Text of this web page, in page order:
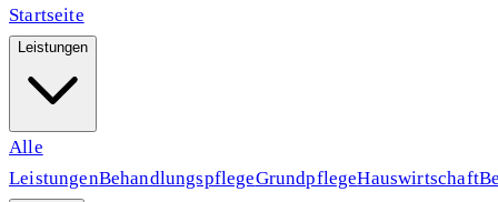
Startseite
Leistungen
Alle
LeistungenBehandlungspflegeGrundpflegeHauswirtschaft